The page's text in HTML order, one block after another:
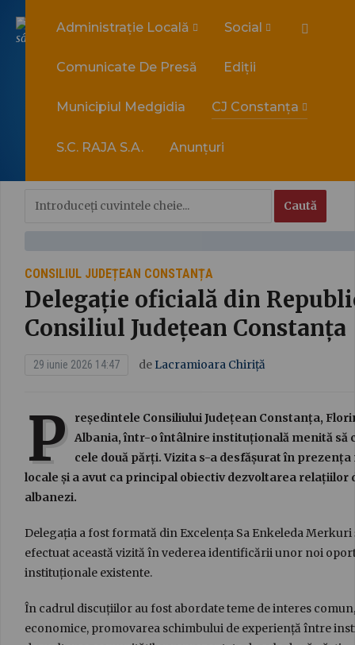
sâmbătă, 8 august 2026
Administrație Locală Social
Comunicate De Presă Ediții
Municipiul Medgidia CJ Constanța
S.C. RAJA S.A. Anunțuri
CONSILIUL JUDEȚEAN CONSTANȚA
Delegație oficială din
Consiliul Județean Constanța
29 iunie 2026 14:47 de Lacramioara Chiriță
P
reședintele Consiliului Județean Constanța,
Albania, într-o întâlnire instituțională menită să
cele două părți. Vizita s-a desfășurat în
locale și a avut ca principal obiectiv dezvoltarea
albanezi.
Delegația a fost formată din Excelența Sa Enkeleda
efectuat această vizită în vederea identificării unor noi
instituționale existente.
În cadrul discuțiilor au fost abordate teme de interes
economice, promovarea schimbului de experiență între